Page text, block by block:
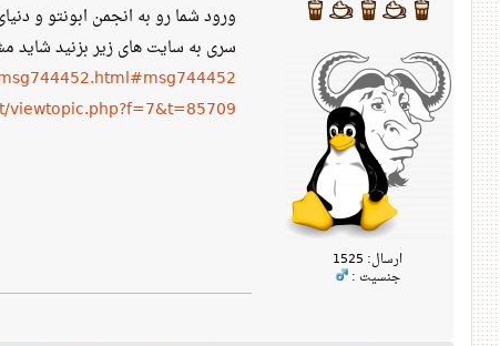
ارسال: 1525
جنسیت :
ورود شما رو به انجمن ابونتو و
سری به سایت های زیر بزنید
viewtopic.php?f=7&t=85709